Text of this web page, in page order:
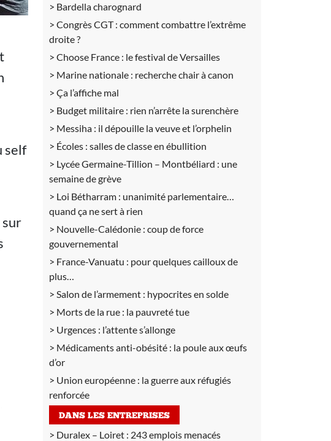
self
sur
Bardella charognard
Congrès CGT : comment combattre l’extrême
droite ?
Choose France : le festival de Versailles
Marine nationale : recherche chair à canon
Ça l’affiche mal
Budget militaire : rien n’arrête la surenchère
Messiha : il dépouille la veuve et l’orphelin
Écoles : salles de classe en ébullition
Lycée Germaine-Tillion – Montbéliard : une
semaine de grève
Loi Bétharram : unanimité parlementaire…
quand ça ne sert à rien
Nouvelle-Calédonie : coup de force
gouvernemental
France-Vanuatu : pour quelques cailloux de
plus…
Salon de l’armement : hypocrites en solde
Morts de la rue : la pauvreté tue
Urgences : l’attente s’allonge
Médicaments anti-obésité : la poule aux œufs
d’or
Union européenne : la guerre aux réfugiés
renforcée
DANS LES ENTREPRISES
Duralex – Loiret : 243 emplois menacés